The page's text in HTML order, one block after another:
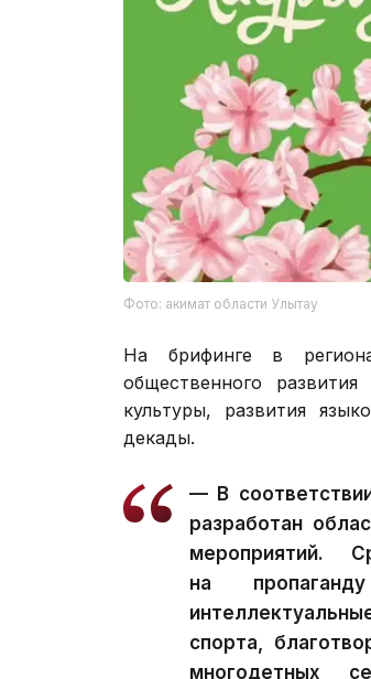
Фото: акимат области Улытау
На брифинге в
общественного
культуры, развития
декады.
— В
разработан
мероприятий.
на
спорта,
многодетных